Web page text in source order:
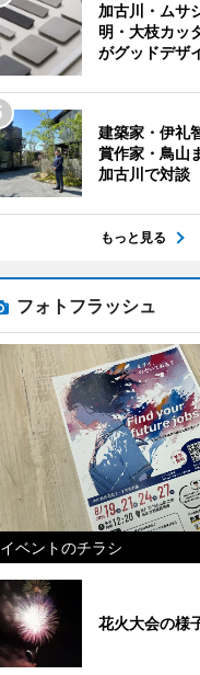
加古川・ムサ
明・大枝カッ
がグッドデザ
建築家・伊礼
賞作家・鳥山
加古川で対談
もっと見る
フォトフラッシュ
イベントのチラシ
花火大会の様